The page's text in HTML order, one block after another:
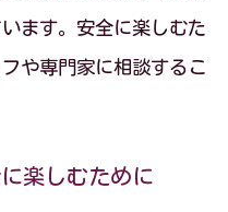
ます。安全に楽しむた
や専門家に相談するこ
楽しむために